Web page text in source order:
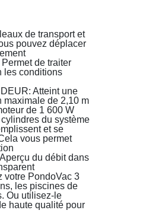
de transport et
pouvez déplacer
de traiter
les conditions
Atteint une
maximale de 2,10 m
de 1 600 W
du système
et se
vous permet
du débit dans
votre PondoVac 3
les piscines de
Ou utilisez-le
haute qualité pour